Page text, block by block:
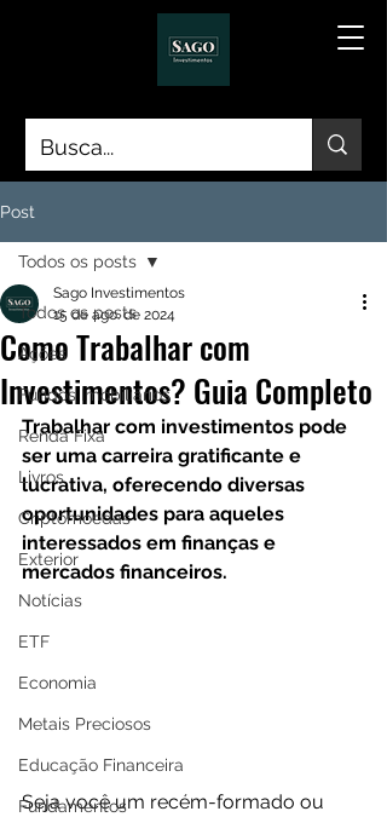
Post
Todos os posts
Ações
Fundos Imobiliários
Renda Fixa
Livros
Criptomoedas
Exterior
Notícias
ETF
Economia
Metais Preciosos
Educação Financeira
Fundamentos
Todos os posts
Como Trabalhar com
Investimentos? Guia Completo
Sago Investimentos
15 de ago. de 2024
Trabalhar com investimentos pode
ser uma carreira gratificante e
lucrativa, oferecendo diversas
oportunidades para aqueles
interessados em finanças e
mercados financeiros.
Seja você um recém-formado ou